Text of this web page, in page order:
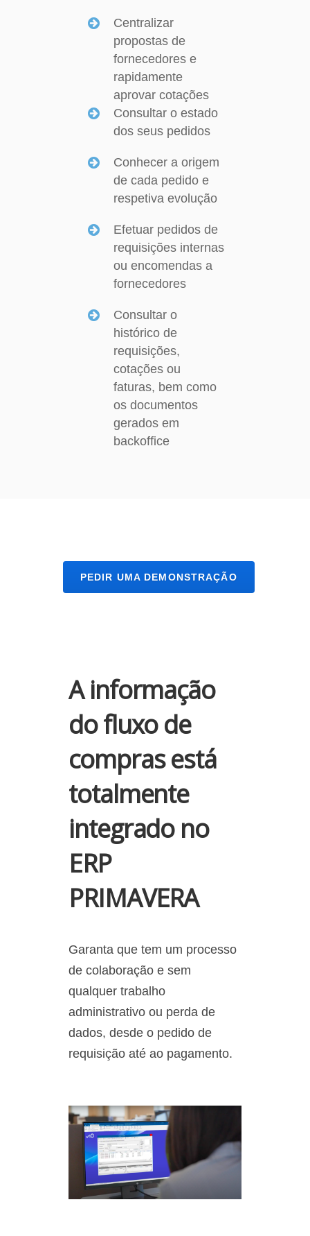
Centralizar
propostas de
fornecedores e
rapidamente
aprovar cotações
Consultar o estado
dos seus pedidos
Conhecer a origem
de cada pedido e
respetiva evolução
Efetuar pedidos de
requisições internas
ou encomendas a
fornecedores
Consultar o
histórico de
requisições,
cotações ou
faturas, bem como
os documentos
gerados em
backoffice
PEDIR UMA DEMONSTRAÇÃO
A informação
do fluxo de
compras está
totalmente
integrado no
ERP
PRIMAVERA
Garanta que tem um processo
de colaboração e sem
qualquer trabalho
administrativo ou perda de
dados, desde o pedido de
requisição até ao pagamento.